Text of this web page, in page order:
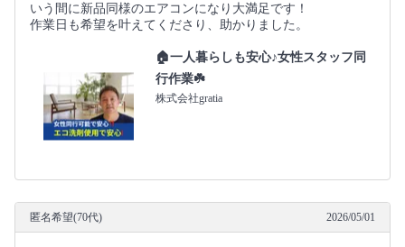
いう間に新品同様のエアコンになり大満足です！
作業日も希望を叶えてくださり、助かりました。
🏠一人暮らしも安心♪女性スタッフ同
行作業☘️
株式会社gratia
匿名希望(70代) 2026/05/01